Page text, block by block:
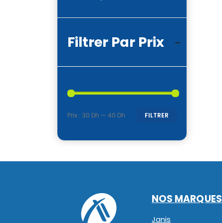
Filtrer Par Prix
FILTRER
Prix : 30 Dh — 40 Dh
NOS MARQUES
Janis